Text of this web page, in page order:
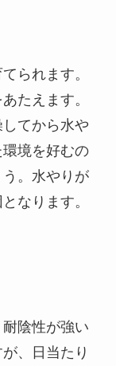
られます。
たえます。
てから水や
境を好むの
。水やりが
なります。
陰性が強い
、日当たり